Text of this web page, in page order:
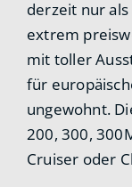
derzeit nur
extrem
mit toller
für
ungewohnt.
200, 300,
Cruiser oder